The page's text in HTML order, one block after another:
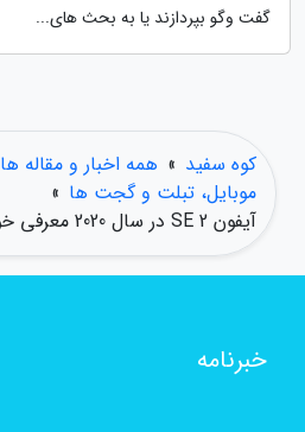
گفت وگو بپردازند یا به بحث های...
کوه سفید » همه اخبار و مقاله ها
موبایل، تبلت و گجت ها »
آیفون SE 2 در سال 2020 معرفی خواهد شد
خبرنامه